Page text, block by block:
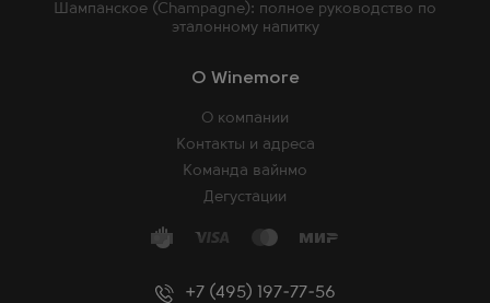
+7 (495) 197-77-56
O Winemore
О компании
Контакты и адреса
Команда вайнмо
Дегустации
Шампанское (Champagne): полное руководство по
эталонному напитку